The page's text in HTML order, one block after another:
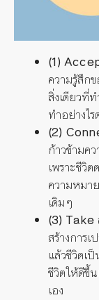
(1)
ความรู้สึก
สิ่งเดียวที่
ทำอย่างไ
(2)
ก้าวข้ามค
เพราะชีวิ
ความหมา
เดิมๆ
(3) Take
สร้างการ
แล้วชีวิตเ
ชีวิตให้ดีขึ้
เอง